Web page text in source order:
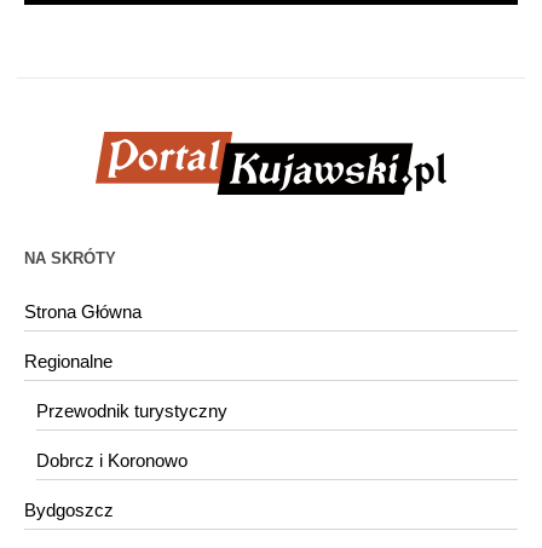
NA SKRÓTY
Strona Główna
Regionalne
Przewodnik turystyczny
Dobrcz i Koronowo
Bydgoszcz